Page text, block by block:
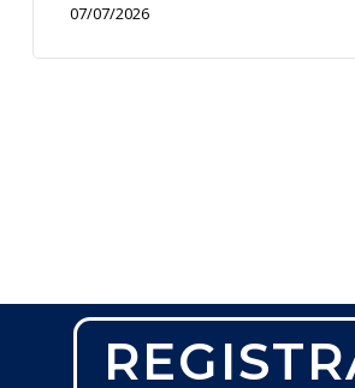
07/07/2026